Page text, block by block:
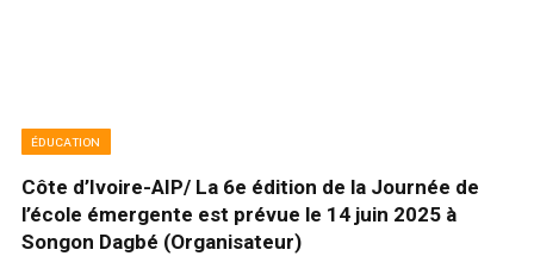
ÉDUCATION
Côte d’Ivoire-AIP/ La 6e édition de la Journée de
l’école émergente est prévue le 14 juin 2025 à
Songon Dagbé (Organisateur)